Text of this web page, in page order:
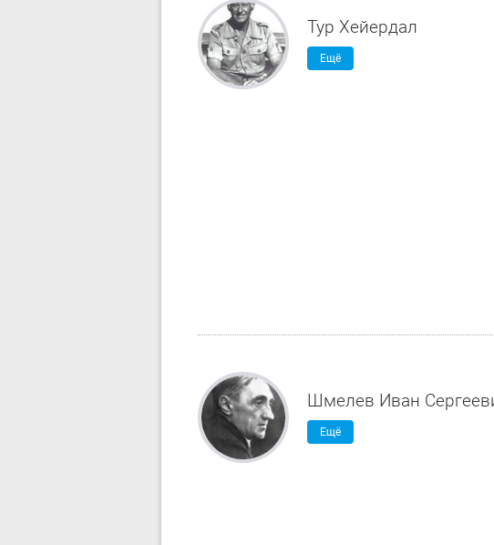
Тур Хейердал
Ещё
Шмелев Иван
Ещё